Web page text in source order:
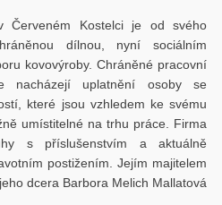
Červeném Kostelci je od svého
dílnou, nyní sociálním
kovovýroby. Chráněné pracovní
nacházejí uplatnění osoby se
které jsou vzhledem ke svému
umístitelné na trhu práce. Firma
s příslušenstvím a aktuálně
postižením. Jejím majitelem
dcera Barbora Melich Mallatová